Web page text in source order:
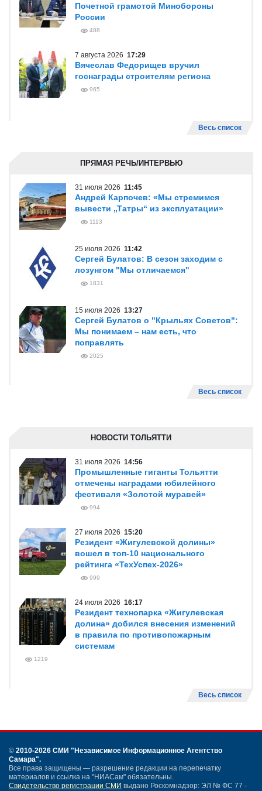
Почетной грамотой Минобороны
России
488
7 августа 2026 17:29
Вячеслав Федорищев вручил
госнаграды строителям региона
965
Весь список
ПРЯМАЯ РЕЧЬ/ИНТЕРВЬЮ
31 июля 2026 11:45
Андрей Карпочев: «Мы стремимся
вывести „Татры“ из эксплуатации»
1113
25 июля 2026 11:42
Сергей Булатов: В сезон заходим с
лозунгом "Мы отличаемся"
1831
15 июля 2026 13:27
Сергей Булатов о "Крыльях Советов":
Мы понимаем – нам есть, что
поправлять
2025
Весь список
НОВОСТИ ТОЛЬЯТТИ
31 июля 2026 14:56
Промышленные гиганты Тольятти
отмечены наградами юбилейного
фестиваля «Золотой муравей»
994
27 июля 2026 15:20
Резидент «Жигулевской долины»
вошел в топ-10 национального
рейтинга «ТехУспех-2026»
999
24 июля 2026 16:17
Резидент технопарка «Жигулевская
долина» добился внесения изменений
в правила по противопожарным
системам
1219
Весь список
© 2010-2026 СМИ "Независимое Информационное Агентство
Самара".
Все права защищены — разрешение редакции на перепечатку
материалов и ссылка на "НИАСам" обязательны.
Свидетельство регистрации СМИ выдано Роскомнадзор: ЭЛ № ФС 77 -